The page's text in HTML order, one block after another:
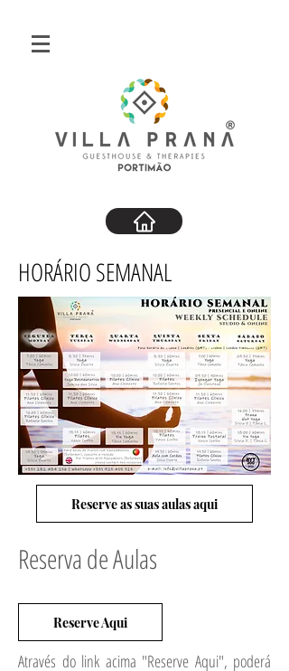
HORÁRIO SEMANAL
Reserve as suas aulas aqui
Reserva de Aulas
Reserve Aqui
Através do link acima "Reserve Aqui", poderá